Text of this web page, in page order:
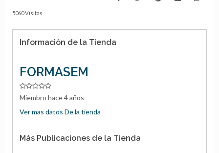
5060 Visitas
Información de la Tienda
FORMASEM
Miembro hace 4 años
Ver mas datos De la tienda
Más Publicaciones de la Tienda